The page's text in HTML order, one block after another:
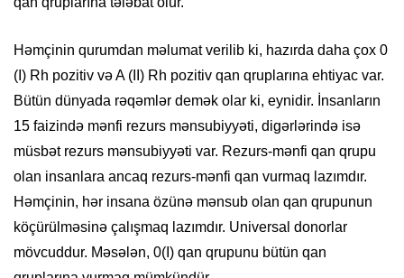
Həmçinin qurumdan məlumat verilib ki, hazırda daha çox 0
(I) Rh pozitiv və A (II) Rh pozitiv qan qruplarına ehtiyac var.
Bütün dünyada rəqəmlər demək olar ki, eynidir. İnsanların
15 faizində mənfi rezurs mənsubiyyəti, digərlərində isə
müsbət rezurs mənsubiyyəti var. Rezurs-mənfi qan qrupu
olan insanlara ancaq rezurs-mənfi qan vurmaq lazımdır.
Həmçinin, hər insana özünə mənsub olan qan qrupunun
köçürülməsinə çalışmaq lazımdır. Universal donorlar
mövcuddur. Məsələn, 0(I) qan qrupunu bütün qan